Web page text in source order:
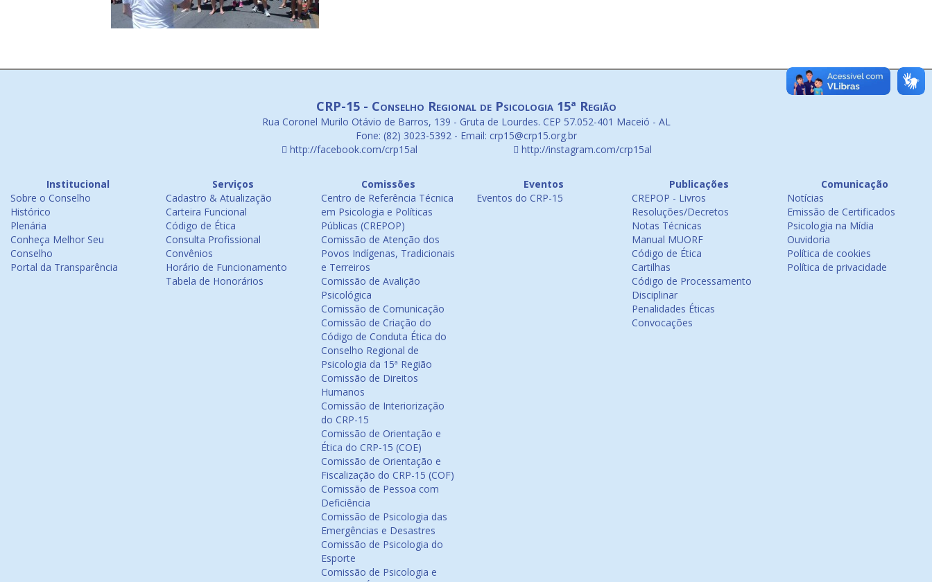
CRP-15 - Conselho Regional de Psicologia 15ª Região
Rua Coronel Murilo Otávio de Barros, 139 - Gruta de Lourdes. CEP 57.052-401 Maceió - AL
Fone: (82) 3023-5392 - Email: crp15@crp15.org.br
http://facebook.com/crp15al
http://instagram.com/crp15al
Institucional
Sobre o Conselho
Histórico
Plenária
Conheça Melhor Seu
Conselho
Portal da Transparência
Serviços
Cadastro & Atualização
Carteira Funcional
Código de Ética
Consulta Profissional
Convênios
Horário de Funcionamento
Tabela de Honorários
Comissões
Centro de Referência Técnica
em Psicologia e Políticas
Públicas (CREPOP)
Comissão de Atenção dos
Povos Indígenas, Tradicionais
e Terreiros
Comissão de Avalição
Psicológica
Comissão de Comunicação
Comissão de Criação do
Código de Conduta Ética do
Conselho Regional de
Psicologia da 15ª Região
Comissão de Direitos
Humanos
Comissão de Interiorização
do CRP-15
Comissão de Orientação e
Ética do CRP-15 (COE)
Comissão de Orientação e
Fiscalização do CRP-15 (COF)
Comissão de Pessoa com
Deficiência
Comissão de Psicologia das
Emergências e Desastres
Comissão de Psicologia do
Esporte
Comissão de Psicologia e
Eventos
Eventos do CRP-15
Publicações
CREPOP - Livros
Resoluções/Decretos
Notas Técnicas
Manual MUORF
Código de Ética
Cartilhas
Código de Processamento
Disciplinar
Penalidades Éticas
Convocações
Comunicação
Notícias
Emissão de Certificados
Psicologia na Mídia
Ouvidoria
Política de cookies
Política de privacidade